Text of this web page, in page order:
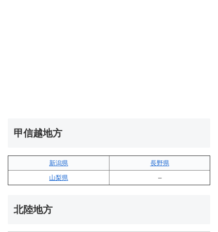
甲信越地方
新潟県
長野県
山梨県
–
北陸地方